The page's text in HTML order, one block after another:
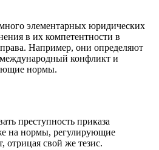
элементарных юридических
в их компетентности в
Например, они определяют
конфликт и
нормы.
преступность приказа
на нормы, регулирующие
свой же тезис.